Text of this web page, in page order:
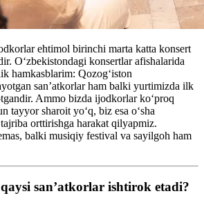
ehtimol birinchi marta katta konsert
O‘zbekistondagi konsertlar afishalarida
hamkasblarim: Qozog‘iston
san’atkorlar ham balki yurtimizda ilk
Ammo bizda ijodkorlar ko‘proq
tayyor sharoit yo‘q, biz esa o‘sha
orttirishga harakat qilyapmiz.
balki musiqiy festival va sayilgoh ham
san’atkorlar ishtirok etadi?